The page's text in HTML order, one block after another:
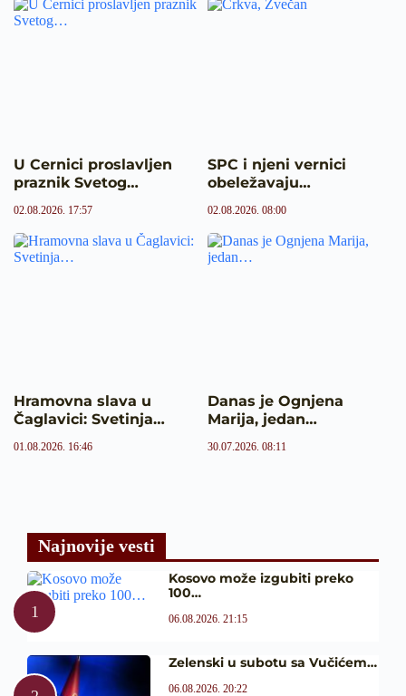
U Cer­nici proslavljen
praznik Svetog…
02.08.2026. 17:57
SPC i njeni vernici
obeležavaju…
02.08.2026. 08:00
Hramovna slava u
Čaglavici: Svetinja…
01.08.2026. 16:46
Danas je Ognjena
Marija, jedan…
30.07.2026. 08:11
Najnovije vesti
Kosovo može izgubiti preko
100…
06.08.2026. 21:15
Zelenski u subotu sa Vučićem…
06.08.2026. 20:22